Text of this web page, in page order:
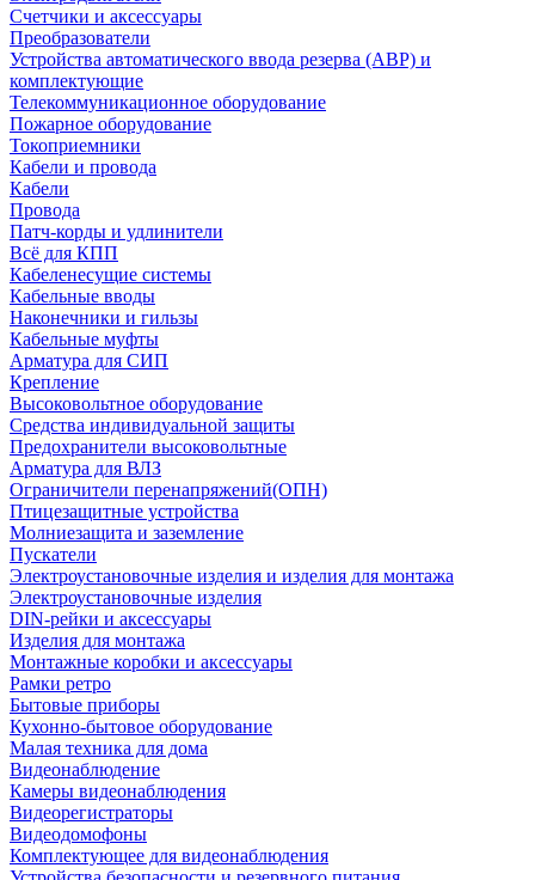
Счетчики и аксессуары
Преобразователи
Устройства автоматического ввода резерва (АВР) и
комплектующие
Телекоммуникационное оборудование
Пожарное оборудование
Токоприемники
Кабели и провода
Кабели
Провода
Патч-корды и удлинители
Всё для КПП
Кабеленесущие системы
Кабельные вводы
Наконечники и гильзы
Кабельные муфты
Арматура для СИП
Крепление
Высоковольтное оборудование
Средства индивидуальной защиты
Предохранители высоковольтные
Арматура для ВЛЗ
Ограничители перенапряжений(ОПН)
Птицезащитные устройства
Молниезащита и заземление
Пускатели
Электроустановочные изделия и изделия для монтажа
Электроустановочные изделия
DIN-рейки и аксессуары
Изделия для монтажа
Монтажные коробки и аксессуары
Рамки ретро
Бытовые приборы
Кухонно-бытовое оборудование
Малая техника для дома
Видеонаблюдение
Камеры видеонаблюдения
Видеорегистраторы
Видеодомофоны
Комплектующее для видеонаблюдения